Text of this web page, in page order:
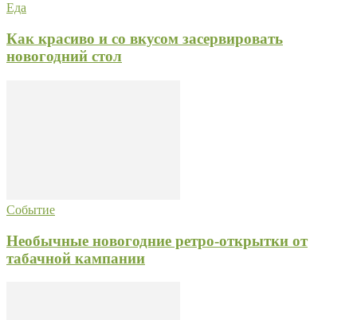
Еда
Как красиво и со вкусом засервировать
новогодний стол
Событие
Необычные новогодние ретро-открытки от
табачной кампании